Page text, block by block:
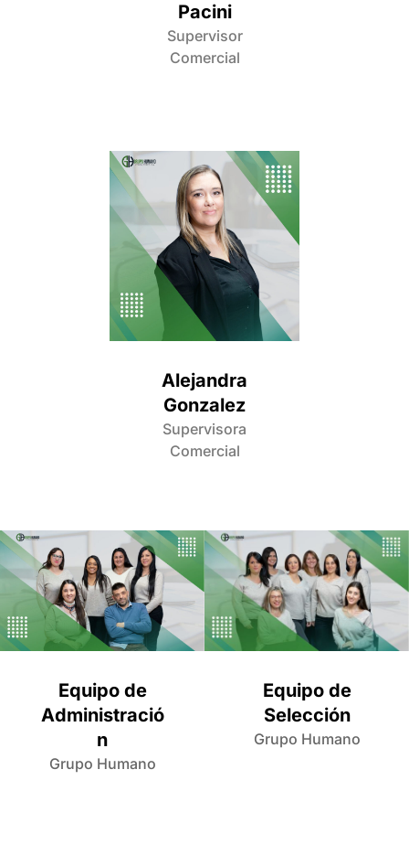
Pacini
Supervisor
Comercial
Alejandra
Gonzalez
Supervisora
Comercial
Equipo de
Administració
n
Grupo Humano
Equipo de
Selección
Grupo Humano